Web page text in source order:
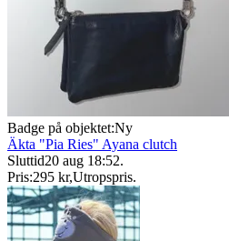
Badge på objektet:Ny
Äkta "Pia Ries" Ayana clutch
Sluttid20 aug 18:52.
Pris:295 kr,Utropspris.